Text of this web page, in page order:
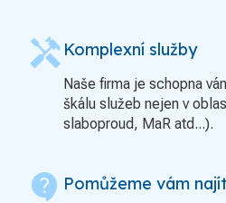
handyman Komplexní služby
Naše firma je schopna
škálu služeb nejen v
slaboproud, MaR atd...).
contact_support Pomůžeme vám